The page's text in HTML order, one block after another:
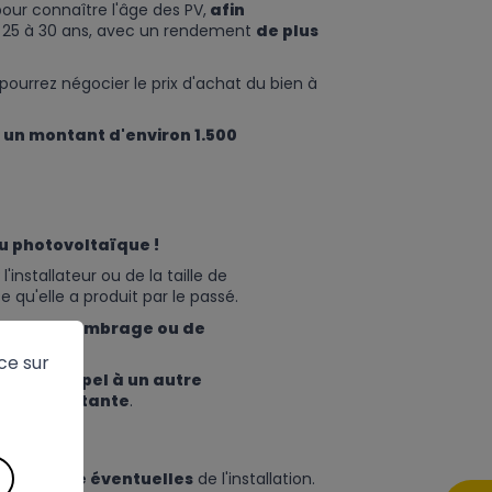
connaître l'âge des PV, afin
à 30 ans, avec un rendement de plus
négocier le prix d'achat du bien à
montant d'environ 1.500
photovoltaïque !
ou de la taille de
qu'elle a produit par le passé.
d'ombrage ou de
faire appel à un autre
existante.
éventuelles de l'installation.
sur